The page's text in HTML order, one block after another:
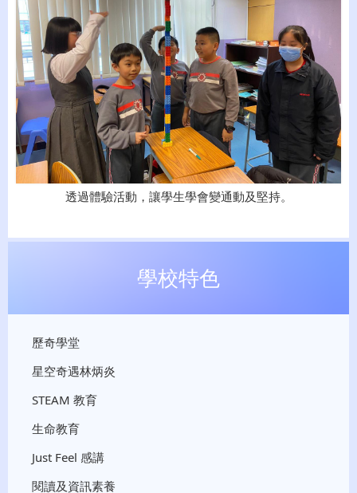
透過體驗活動，讓學生學會變通動及堅持。
學校特色
歷奇學堂
星空奇遇林炳炎
STEAM 教育
生命教育
Just Feel 感講
閱讀及資訊素養